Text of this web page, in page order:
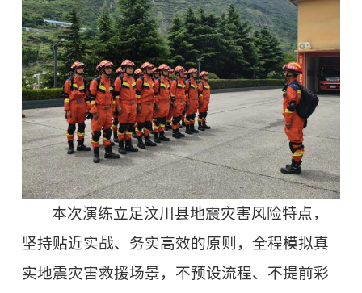
本次演练立足汶川县地震灾害风险特点，
坚持贴近实战、务实高效的原则，全程模拟真
实地震灾害救援场景，不预设流程、不提前彩